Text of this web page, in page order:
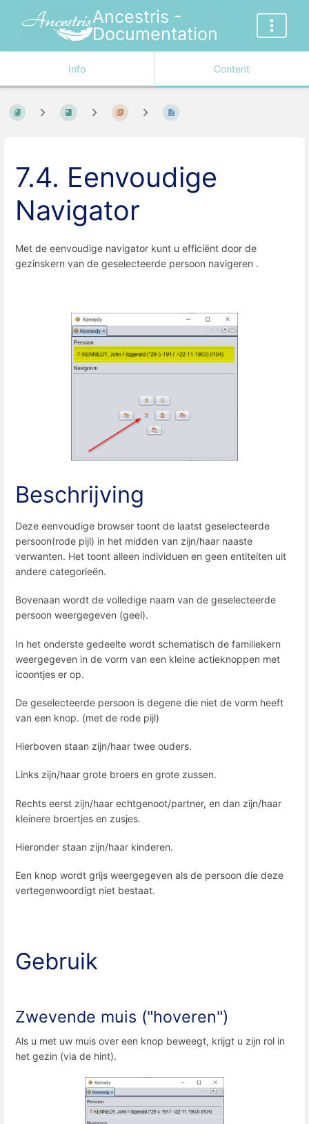
Ancestris -
Documentation
Info Content
7.4. Eenvoudige
Navigator
Met de eenvoudige navigator kunt u efficiënt door de
gezinskern van de geselecteerde persoon navigeren .
Beschrijving
Deze eenvoudige browser toont de laatst geselecteerde
persoon(rode pijl) in het midden van zijn/haar naaste
verwanten. Het toont alleen individuen en geen entiteiten uit
andere categorieën.
Bovenaan wordt de volledige naam van de geselecteerde
persoon weergegeven (geel).
In het onderste gedeelte wordt schematisch de familiekern
weergegeven in de vorm van een kleine actieknoppen met
icoontjes er op.
De geselecteerde persoon is degene die niet de vorm heeft
van een knop. (met de rode pijl)
Hierboven staan ​​zijn/haar twee ouders.
Links zijn/haar grote broers en grote zussen.
Rechts eerst zijn/haar echtgenoot/partner, en dan zijn/haar
kleinere broertjes en zusjes.
Hieronder staan ​​zijn/haar kinderen.
Een knop wordt grijs weergegeven als de persoon die deze
vertegenwoordigt niet bestaat.
Gebruik
Zwevende muis ("hoveren")
Als u met uw muis over een knop beweegt, krijgt u zijn rol in
het gezin (via de hint).